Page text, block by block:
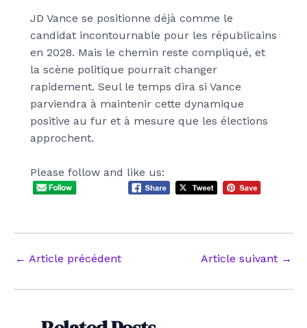
JD Vance se positionne déjà comme le
candidat incontournable pour les républicains
en 2028. Mais le chemin reste compliqué, et
la scène politique pourrait changer
rapidement. Seul le temps dira si Vance
parviendra à maintenir cette dynamique
positive au fur et à mesure que les élections
approchent.
Please follow and like us:
Navigation
articles
← Article précédent Article suivant →